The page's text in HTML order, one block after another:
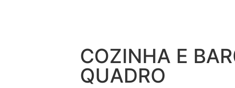
COZINHA E
QUADRO